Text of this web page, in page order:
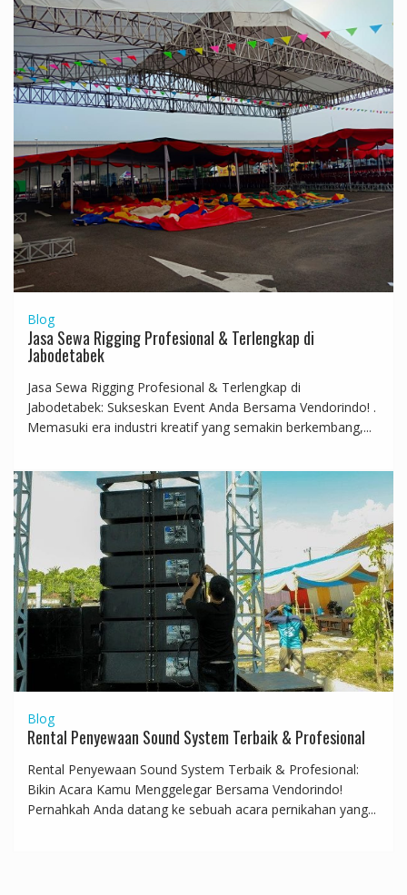
Blog
Jasa Sewa Rigging Profesional & Terlengkap di
Jabodetabek
Jasa Sewa Rigging Profesional & Terlengkap di
Jabodetabek: Sukseskan Event Anda Bersama Vendorindo! .
Memasuki era industri kreatif yang semakin berkembang,...
Blog
Rental Penyewaan Sound System Terbaik & Profesional
Rental Penyewaan Sound System Terbaik & Profesional:
Bikin Acara Kamu Menggelegar Bersama Vendorindo!
Pernahkah Anda datang ke sebuah acara pernikahan yang...